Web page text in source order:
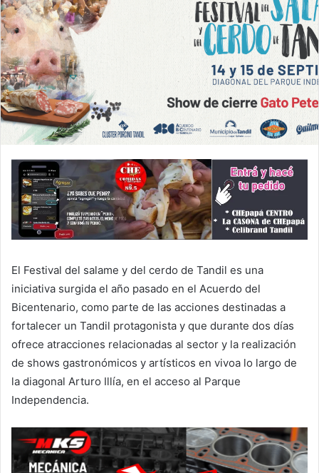
El Festival del salame y del cerdo de Tandil es una
iniciativa surgida el año pasado en el Acuerdo del
Bicentenario, como parte de las acciones destinadas a
fortalecer un Tandil protagonista y que durante dos días
ofrece atracciones relacionadas al sector y la realización
de shows gastronómicos y artísticos en vivoa lo largo de
la diagonal Arturo Illía, en el acceso al Parque
Independencia.